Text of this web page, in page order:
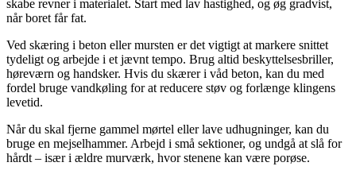
skabe revner i materialet. Start med lav hastighed, og øg gradvist,
når boret får fat.
Ved skæring i beton eller mursten er det vigtigt at markere snittet
tydeligt og arbejde i et jævnt tempo. Brug altid beskyttelsesbriller,
høreværn og handsker. Hvis du skærer i våd beton, kan du med
fordel bruge vandkøling for at reducere støv og forlænge klingens
levetid.
Når du skal fjerne gammel mørtel eller lave udhugninger, kan du
bruge en mejselhammer. Arbejd i små sektioner, og undgå at slå for
hårdt – især i ældre murværk, hvor stenene kan være porøse.